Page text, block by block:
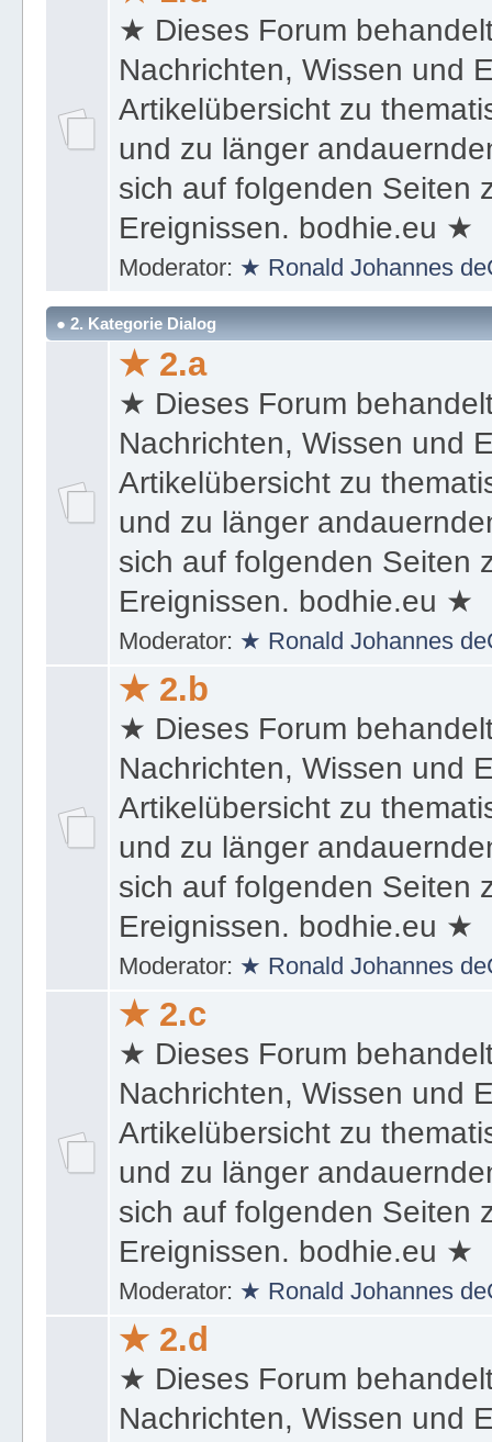
★ 1.d
★ Dieses Forum
Nachrichten, Wissen und
Artikelübersicht zu
und zu länger
sich auf folgenden Seiten
Ereignissen. bodhie.eu ★
Moderator:★ Ronald Johannes
● 2. Kategorie Dialog
★ 2.a
★ Dieses Forum
Nachrichten, Wissen und
Artikelübersicht zu
und zu länger
sich auf folgenden Seiten
Ereignissen. bodhie.eu ★
Moderator:
★ 2.b
★ Dieses Forum
Nachrichten, Wissen und
Artikelübersicht zu
und zu länger
sich auf folgenden Seiten
Ereignissen. bodhie.eu ★
Moderator:
★ 2.c
★ Dieses Forum
Nachrichten, Wissen und
Artikelübersicht zu
und zu länger
sich auf folgenden Seiten
Ereignissen. bodhie.eu ★
Moderator:
★ 2.d
★ Dieses Forum